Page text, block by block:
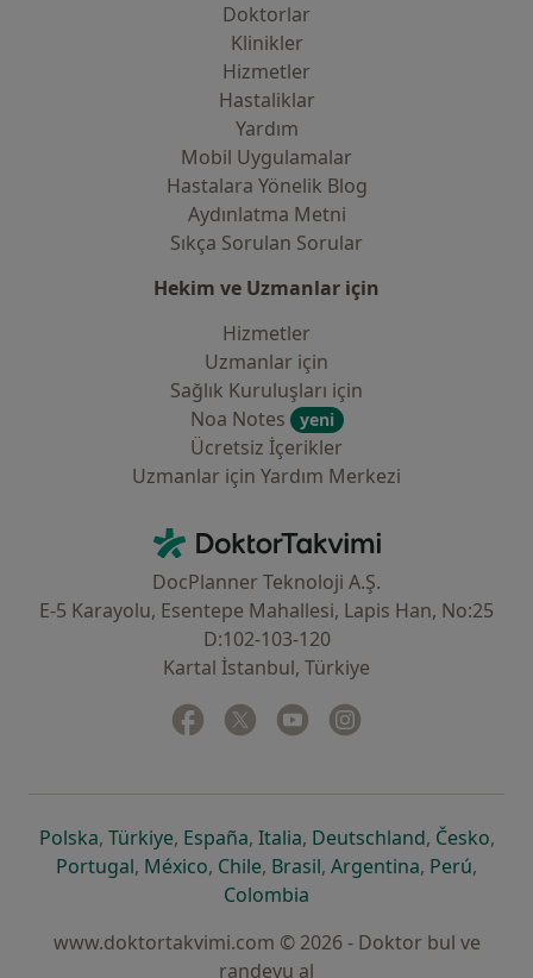
Doktorlar
Klinikler
Hizmetler
Hastaliklar
Yardım
Mobil Uygulamalar
Hastalara Yönelik Blog
Aydınlatma Metni
Sıkça Sorulan Sorular
Hekim ve Uzmanlar için
Hizmetler
Uzmanlar için
Sağlık Kuruluşları için
Noa Notes
yeni
Ücretsiz İçerikler
Uzmanlar için Yardım Merkezi
DoktorTakvimi - Ana Sayfa
DocPlanner Teknoloji A.Ş.
E-5 Karayolu, Esentepe Mahallesi, Lapis Han, No:25
D:102-103-120
Kartal İstanbul, Türkiye
Facebook
yeni bir sekmede açılır
Twitter
yeni bir sekmede açılır
Youtube
yeni bir sekmede açılır
Polskayeni bir sekmede açılır
, Türkiyeyeni bir sekmede açılır
, Españayeni bir sekmede açılır
, Italiayeni bir sekmede açılır
, Deutschlandyeni bir
, Českoyeni
,
Portugalyeni bir sekmede açılır
, Méxicoyeni bir sekmede açılır
, Chileyeni bir sekmede açılır
, Brasilyeni bir sekmede açılır
, Argentinayeni bir
, Perúyeni
,
Colombia
www.doktortakvimi.com © 2026 - Doktor bul ve
randevu al